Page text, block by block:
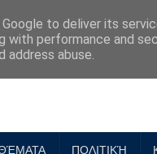
ΠΟΛΙΤΙΚΉ
to deliver its
with performance and
abuse.